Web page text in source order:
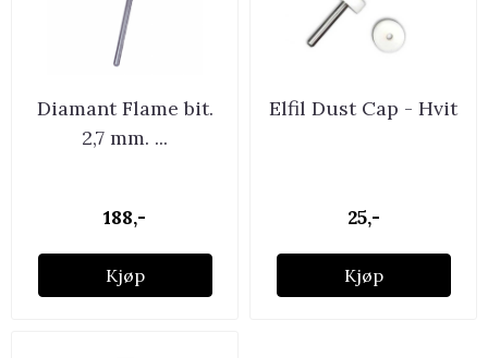
Diamant Flame bit.
2,7 mm. ...
188,-
Kjøp
Elfil Dust Cap - Hvit
25,-
Kjøp